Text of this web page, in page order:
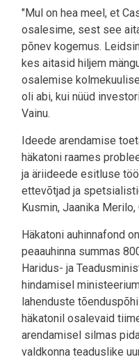
"Mul on hea meel, et
osalesime, sest see
põnev kogemus.
kes aitasid hiljem
osalemise
oli abi, kui nüüd
Vainu.
Ideede arendamise
häkatoni raames
ja äriideede esitluse
ettevõtjad ja
Kusmin, Jaanika
Häkatoni auhinnafond
peaauhinna summas
Haridus- ja
hindamisel
lahenduste
häkatonil osalevaid
arendamisel silmas
valdkonna teaduslike